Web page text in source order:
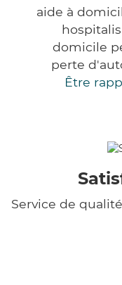
aide à
domicile
perte
Être
Service de